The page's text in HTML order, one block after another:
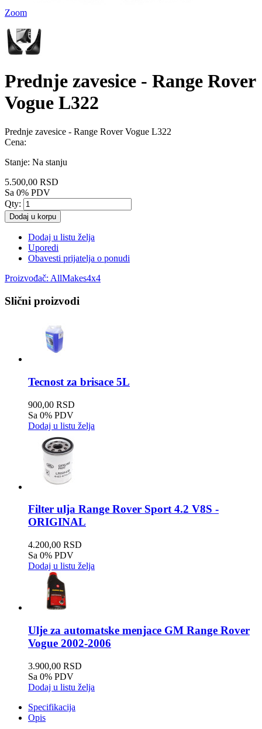
Zoom
Prednje zavesice - Range Rover
Vogue L322
Prednje zavesice - Range Rover Vogue L322
Cena:
Stanje: Na stanju
5.500,00 RSD
Sa 0% PDV
Qty:
Dodaj u korpu
Dodaj u listu želja
Uporedi
Obavesti prijatelja o ponudi
Proizvođač: AllMakes4x4
Slični proizvodi
Tecnost za brisace 5L
900,00 RSD
Sa 0% PDV
Dodaj u listu želja
Filter ulja Range Rover Sport 4.2 V8S -
ORIGINAL
4.200,00 RSD
Sa 0% PDV
Dodaj u listu želja
Ulje za automatske menjace GM Range Rover
Vogue 2002-2006
3.900,00 RSD
Sa 0% PDV
Dodaj u listu želja
Specifikacija
Opis